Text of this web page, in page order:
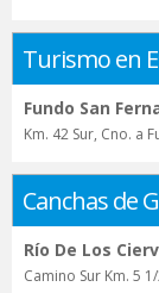
Turismo en
Fundo San
Km. 42 Sur, Cno. a
Canchas de
Río De Los
Camino Sur Km. 5